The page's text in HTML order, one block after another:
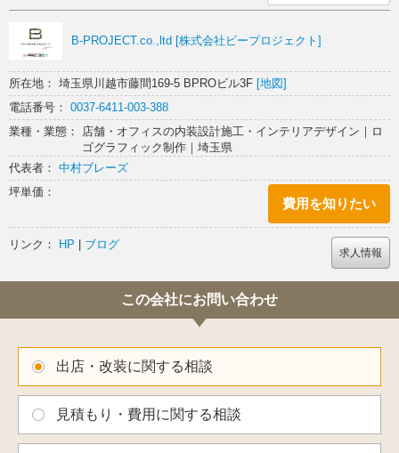
B-PROJECT.co.,ltd [株式会社ビープロジェクト]
所在地： 埼玉県川越市藤間169-5 BPROビル3F [地図]
電話番号： 0037-6411-003-388
業種・業態： 店舗・オフィスの内装設計施工・インテリアデザイン｜ロ
ゴグラフィック制作｜埼玉県
代表者： 中村ブレーズ
坪単価：
費用を知りたい
リンク： HP | ブログ
求人情報
この会社にお問い合わせ
出店・改装に関する相談
見積もり・費用に関する相談